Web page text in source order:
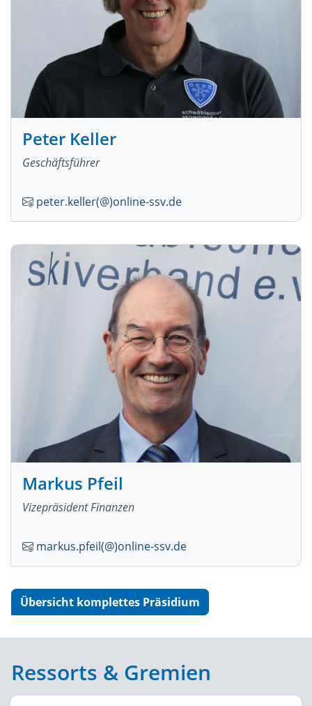
Peter Keller
Geschäftsführer
peter.keller(@)online-ssv.de
Markus Pfeil
Vizepräsident Finanzen
markus.pfeil(@)online-ssv.de
Übersicht komplettes Präsidium
Ressorts & Gremien